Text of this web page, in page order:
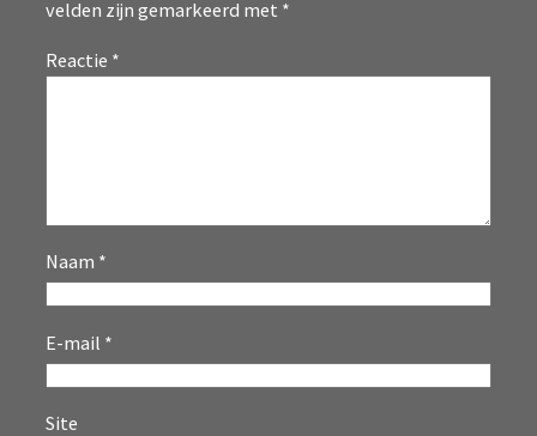
velden zijn gemarkeerd met *
Reactie *
Naam *
E-mail *
Site